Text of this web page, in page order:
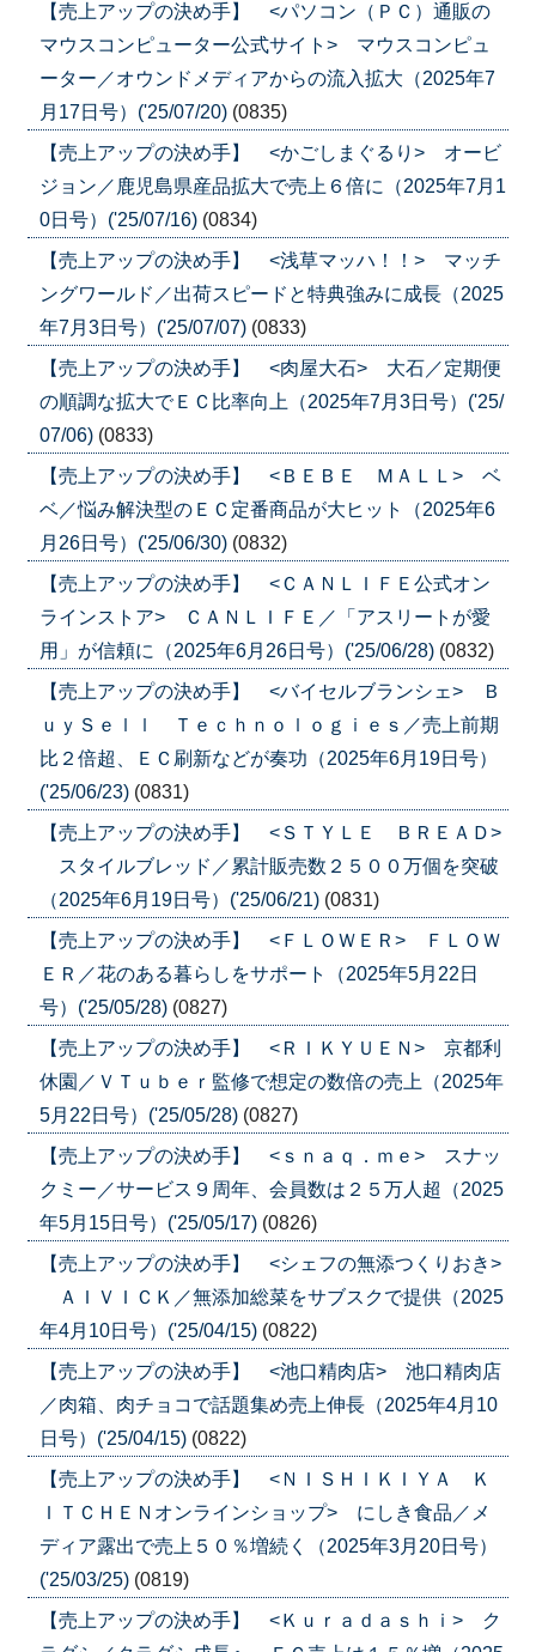
【売上アップの決め手】 <パソコン（ＰＣ）通販の
マウスコンピューター公式サイト> マウスコンピュ
ーター／オウンドメディアからの流入拡大（2025年7
月17日号）('25/07/20) (0835)
【売上アップの決め手】 <かごしまぐるり> オービ
ジョン／鹿児島県産品拡大で売上６倍に（2025年7月1
0日号）('25/07/16) (0834)
【売上アップの決め手】 <浅草マッハ！！> マッチ
ングワールド／出荷スピードと特典強みに成長（2025
年7月3日号）('25/07/07) (0833)
【売上アップの決め手】 <肉屋大石> 大石／定期便
の順調な拡大でＥＣ比率向上（2025年7月3日号）('25/
07/06) (0833)
【売上アップの決め手】 <ＢＥＢＥ ＭＡＬＬ> ベ
ベ／悩み解決型のＥＣ定番商品が大ヒット（2025年6
月26日号）('25/06/30) (0832)
【売上アップの決め手】 <ＣＡＮＬＩＦＥ公式オン
ラインストア> ＣＡＮＬＩＦＥ／「アスリートが愛
用」が信頼に（2025年6月26日号）('25/06/28) (0832)
【売上アップの決め手】 <バイセルブランシェ> Ｂ
ｕｙＳｅｌｌ Ｔｅｃｈｎｏｌｏｇｉｅｓ／売上前期
比２倍超、ＥＣ刷新などが奏功（2025年6月19日号）
('25/06/23) (0831)
【売上アップの決め手】 <ＳＴＹＬＥ ＢＲＥＡＤ>
スタイルブレッド／累計販売数２５００万個を突破
（2025年6月19日号）('25/06/21) (0831)
【売上アップの決め手】 <ＦＬＯＷＥＲ> ＦＬＯＷ
ＥＲ／花のある暮らしをサポート（2025年5月22日
号）('25/05/28) (0827)
【売上アップの決め手】 <ＲＩＫＹＵＥＮ> 京都利
休園／ＶＴｕｂｅｒ監修で想定の数倍の売上（2025年
5月22日号）('25/05/28) (0827)
【売上アップの決め手】 <ｓｎａｑ．ｍｅ> スナッ
クミー／サービス９周年、会員数は２５万人超（2025
年5月15日号）('25/05/17) (0826)
【売上アップの決め手】 <シェフの無添つくりおき>
ＡＩＶＩＣＫ／無添加総菜をサブスクで提供（2025
年4月10日号）('25/04/15) (0822)
【売上アップの決め手】 <池口精肉店> 池口精肉店
／肉箱、肉チョコで話題集め売上伸長（2025年4月10
日号）('25/04/15) (0822)
【売上アップの決め手】 <ＮＩＳＨＩＫＩＹＡ Ｋ
ＩＴＣＨＥＮオンラインショップ> にしき食品／メ
ディア露出で売上５０％増続く（2025年3月20日号）
('25/03/25) (0819)
【売上アップの決め手】 <Ｋｕｒａｄａｓｈｉ> ク